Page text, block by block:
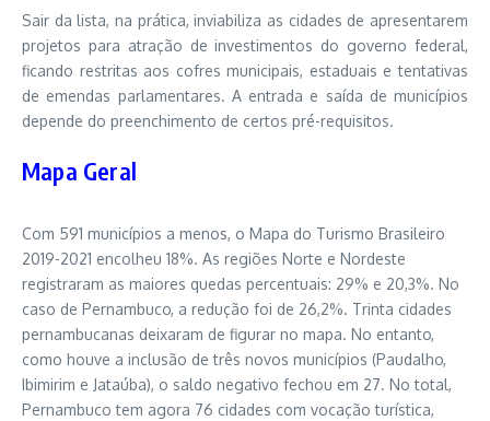
Sair da lista, na prática, inviabiliza as cidades de apresentarem
projetos para atração de investimentos do governo federal,
ficando restritas aos cofres municipais, estaduais e tentativas
de emendas parlamentares. A entrada e saída de municípios
depende do preenchimento de certos pré-requisitos.
Mapa Geral
Com 591 municípios a menos, o Mapa do Turismo Brasileiro
2019-2021 encolheu 18%. As regiões Norte e Nordeste
registraram as maiores quedas percentuais: 29% e 20,3%. No
caso de Pernambuco, a redução foi de 26,2%. Trinta cidades
pernambucanas deixaram de figurar no mapa. No entanto,
como houve a inclusão de três novos municípios (Paudalho,
Ibimirim e Jataúba), o saldo negativo fechou em 27. No total,
Pernambuco tem agora 76 cidades com vocação turística,